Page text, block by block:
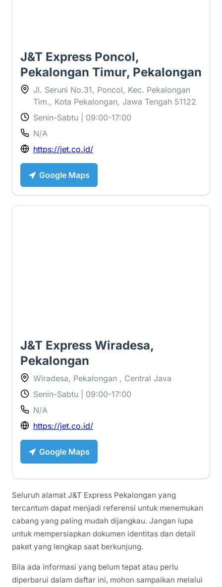
J&T Express Poncol,
Pekalongan Timur, Pekalongan
Jl. Seruni No.31, Poncol, Kec. Pekalongan
Tim., Kota Pekalongan, Jawa Tengah 51122
Senin-Sabtu | 09:00-17:00
N/A
https://jet.co.id/
Google Maps
J&T Express Wiradesa,
Pekalongan
Wiradesa, Pekalongan , Central Java
Senin-Sabtu | 09:00-17:00
N/A
https://jet.co.id/
Google Maps
Seluruh alamat J&T Express Pekalongan yang
tercantum dapat menjadi referensi untuk menemukan
cabang yang paling mudah dijangkau. Jangan lupa
untuk mempersiapkan dokumen identitas dan detail
paket yang lengkap saat berkunjung.
Bila ada informasi yang belum tepat atau perlu
diperbarui dalam daftar ini, mohon sampaikan melalui